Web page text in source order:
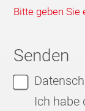
Bitte geben Sie
Senden
Ich habe